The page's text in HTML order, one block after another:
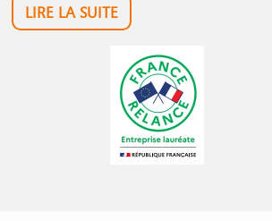
LIRE LA SUITE